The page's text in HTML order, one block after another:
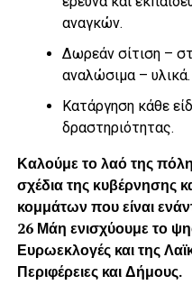
αναγκών.
Δωρεάν σίτιση –
αναλώσιμα – υλικά.
Κατάργηση κάθε
δραστηριότητας.
Καλούμε το λαό της
σχέδια της κυβέρνησης
κομμάτων που είναι
26 Μάη ενισχύουμε το
Ευρωεκλογές και της
Περιφέρειες και Δήμους.